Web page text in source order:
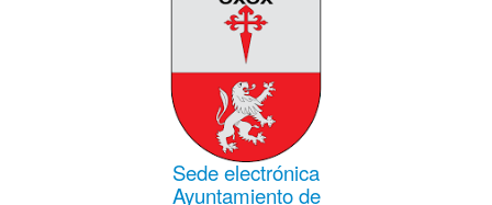
Sede electrónica
Ayuntamiento de